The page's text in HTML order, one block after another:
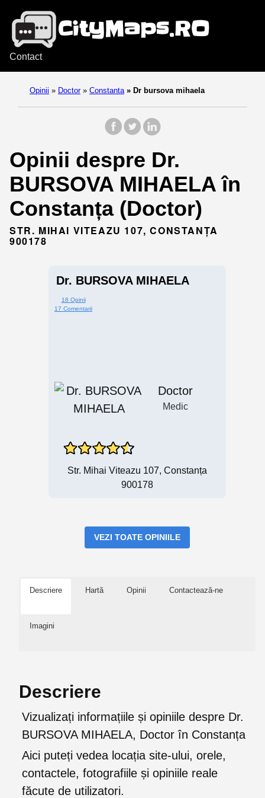
Contact
Opinii » Doctor » Constanta » Dr bursova mihaela
Opinii despre Dr.
BURSOVA MIHAELA în
Constanța (Doctor)
STR. MIHAI VITEAZU 107, CONSTANȚA
900178
Dr. BURSOVA MIHAELA
18 Opinii
17 Comentarii
Doctor
Medic
Str. Mihai Viteazu 107, Constanța
900178
VEZI TOATE OPINIILE
Descriere Hartă Opinii Contactează-ne
Imagini
Descriere
Vizualizați informațiile și opiniile despre Dr.
BURSOVA MIHAELA, Doctor în Constanța
Aici puteți vedea locația site-ului, orele,
contactele, fotografiile și opiniile reale
făcute de utilizatori.